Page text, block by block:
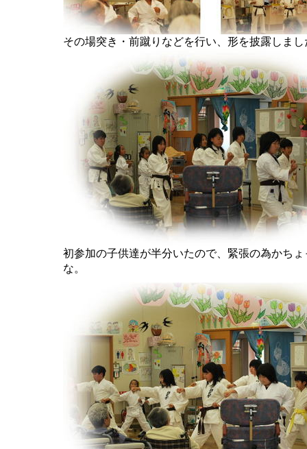
その場突き・前蹴りなどを行い、形を披露しまし
初参加の子供達が半分いたので、緊張の為かち
な。